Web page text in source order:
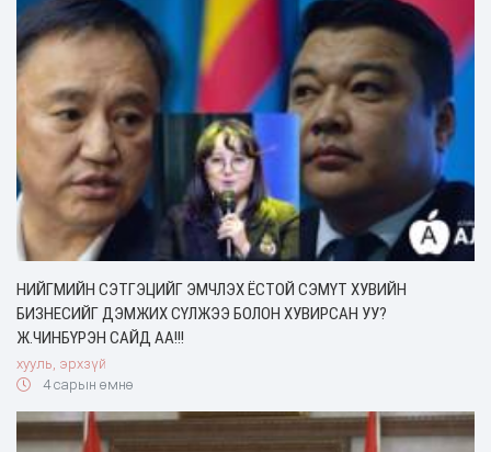
НИЙГМИЙН СЭТГЭЦИЙГ ЭМЧЛЭХ ЁСТОЙ СЭМҮТ ХУВИЙН
БИЗНЕСИЙГ ДЭМЖИХ СҮЛЖЭЭ БОЛОН ХУВИРСАН УУ?
Ж.ЧИНБҮРЭН САЙД АА!!!
хууль, эрхзүй
4 сарын өмнө